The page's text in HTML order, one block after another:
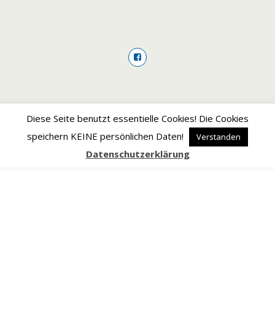
Diese Seite benutzt essentielle Cookies! Die Cookies
speichern KEINE persönlichen Daten!
Verstanden
Datenschutzerklärung